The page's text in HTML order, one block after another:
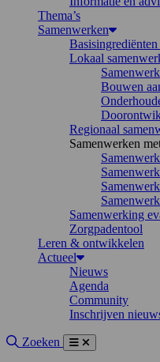
Thema’s
Samenwerken
Lokaal
Bouwen
Regionaal
Samenwerken
Samenwerking
Zorgpadentool
Leren & ontwikkelen
Actueel
Nieuws
Agenda
Community
Inschrijven
Site doorzoeken
Zoeken
Menu
Sluiten